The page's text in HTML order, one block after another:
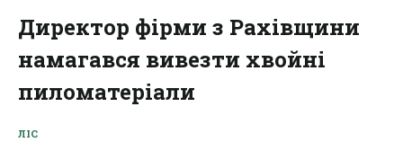
Директор фірми з Рахівщини
намагався вивезти хвойні
пиломатеріали
ЛІС